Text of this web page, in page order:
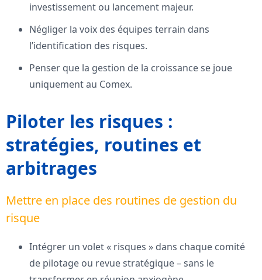
investissement ou lancement majeur.
Négliger la voix des équipes terrain dans
l’identification des risques.
Penser que la gestion de la croissance se joue
uniquement au Comex.
Piloter les risques :
stratégies, routines et
arbitrages
Mettre en place des routines de gestion du
risque
Intégrer un volet « risques » dans chaque comité
de pilotage ou revue stratégique – sans le